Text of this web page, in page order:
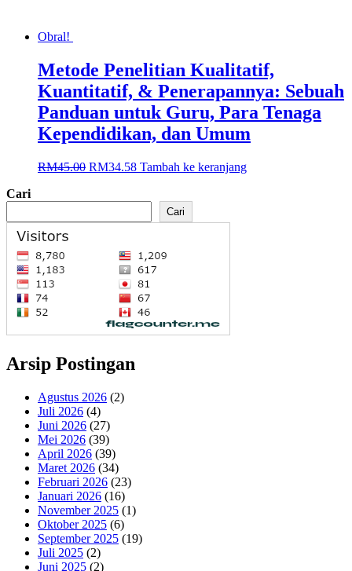
Obral!
Metode Penelitian Kualitatif,
Kuantitatif, & Penerapannya: Sebuah
Panduan untuk Guru, Para Tenaga
Kependidikan, dan Umum
RM45.00 Harga
RM34.58Harga
adalah:
RM34.58.
Tambah ke keranjang
Cari
Cari
Arsip Postingan
Agustus 2026 (2)
Juli 2026 (4)
Juni 2026 (27)
Mei 2026 (39)
April 2026 (39)
Maret 2026 (34)
Februari 2026 (23)
Januari 2026 (16)
November 2025 (1)
Oktober 2025 (6)
September 2025 (19)
Juli 2025 (2)
Juni 2025 (2)